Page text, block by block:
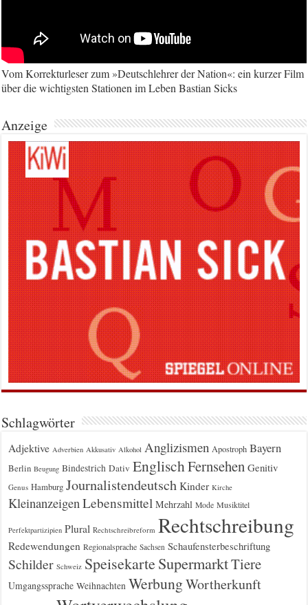
Vom Korrekturleser zum »Deutschlehrer der Nation«: ein kurzer Film
über die wichtigsten Stationen im Leben Bastian Sicks
Anzeige
Schlagwörter
Adjektive Adverbien Akkusativ Alkohol Anglizismen Apostroph Bayern
Berlin Beugung Bindestrich Dativ EnglischFernsehen Genitiv
Genus Hamburg Journalistendeutsch Kinder Kirche
Kleinanzeigen Lebensmittel Mehrzahl Mode Musiktitel
Perfektpartizipien Plural Rechtschreibreform Rechtschreibung
Redewendungen Regionalsprache Sachsen Schaufensterbeschriftung
Schilder Schweiz Speisekarte SupermarktTiere
Umgangssprache Weihnachten WerbungWortherkunft